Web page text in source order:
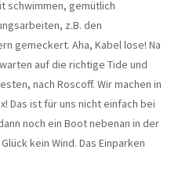
schwimmen, gemütlich
z.B. den
gemeckert. Aha, Kabel lose! Na
auf die richtige Tide und
nach Roscoff. Wir machen in
Das ist für uns nicht einfach bei
noch ein Boot nebenan in der
kein Wind. Das Einparken